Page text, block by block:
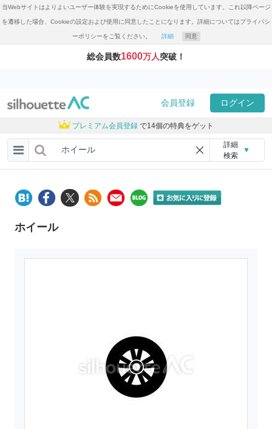
当Webサイトはよりよいユーザー体験を実現するためにCookieを使用しています。これ以降ページ
を遷移した場合、Cookieの設定および使用に同意したことになります。詳細についてはプライバシ
ーポリシーをご覧ください。 詳細 同意
総会員数1600万人突破！
会員登録 ログイン
プレミアム会員登録 で14個の特典をゲット
詳細
検索
▼
ホイール